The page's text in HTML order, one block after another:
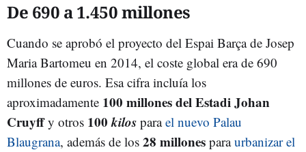
De 690 a 1.450 millones
Cuando se aprobó el proyecto del Espai Barça de Josep
Maria Bartomeu en 2014, el coste global era de 690
millones de euros. Esa cifra incluía los
aproximadamente 100 millones del Estadi Johan
Cruyffy otros 100kilos parael nuevo Palau
Blaugrana, además de los 28 millones paraurbanizar el